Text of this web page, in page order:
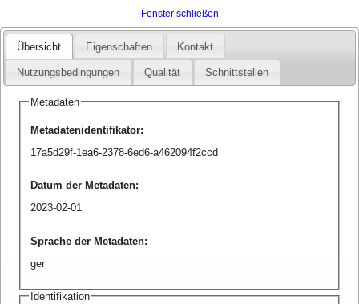
Fenster schließen
Übersicht Eigenschaften Kontakt
Nutzungsbedingungen Qualität Schnittstellen
Metadaten
Metadatenidentifikator:
17a5d29f-1ea6-2378-6ed6-a462094f2ccd
Datum der Metadaten:
2023-02-01
Sprache der Metadaten:
ger
Identifikation